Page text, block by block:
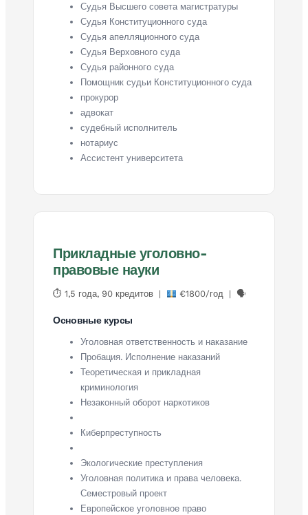
Судья Высшего совета магистратуры
Судья Конституционного суда
Судья апелляционного суда
Судья Верховного суда
Судья районного суда
Помощник судьи Конституционного суда
прокурор
адвокат
судебный исполнитель
нотариус
Ассистент университета
Прикладные уголовно-
правовые науки
⏱ 1,5 года, 90 кредитов | €1800/год | 🗣
Основные курсы
Уголовная ответственность и наказание
Пробация. Исполнение наказаний
Теоретическая и прикладная
криминология
Незаконный оборот наркотиков
Киберпреступность
Экологические преступления
Уголовная политика и права человека.
Семестровый проект
Европейское уголовное право